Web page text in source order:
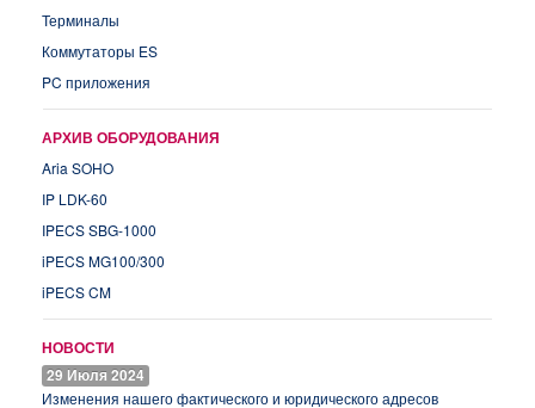
Терминалы
Коммутаторы ES
PC приложения
АРХИВ ОБОРУДОВАНИЯ
Aria SOHO
IP LDK-60
IPECS SBG-1000
iPECS MG100/300
iPECS CM
НОВОСТИ
29 Июля 2024
Изменения нашего фактического и юридического адресов